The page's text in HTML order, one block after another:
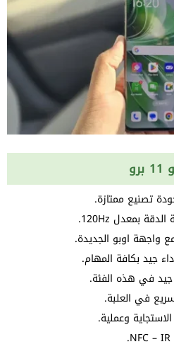
تصنيع ممتازة.
واجهة اوبو الجديدة.
جيد في هذه الفئة.
في العلبة.
وعملية.